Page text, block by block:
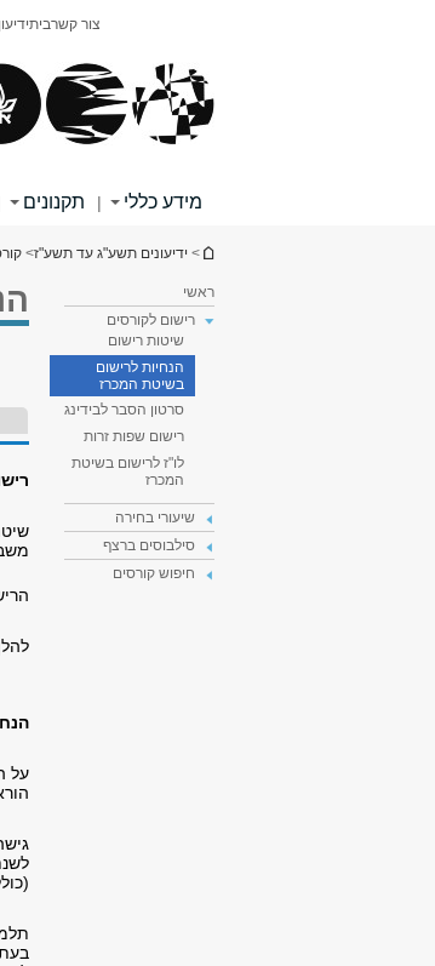
צור קשרביתידיעון
מידע כללי | תקנונים
הינך נמצא כאן
> ידיעונים תשע"ג עד תשע"ז>
ראשי
רישום לקורסים
שיטות רישום
הנחיות לרישום
בשיטת המכרז
סרטון הסבר לבידינג
רישום שפות זרות
לו"ז לרישום בשיטת
המכרז
שיעורי בחירה
סילבוסים ברצף
חיפוש קורסים
על